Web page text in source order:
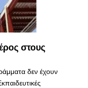
στους
δεν έχουν